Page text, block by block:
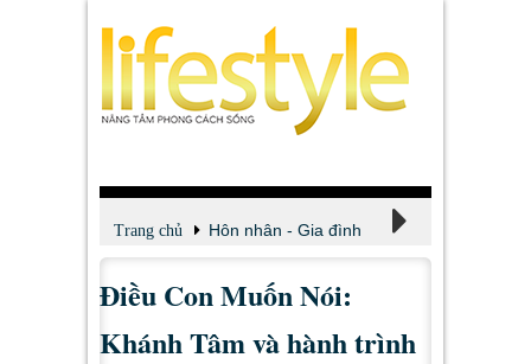
Trang chủ Hôn nhân - Gia đình
Lối sống
Điều Con Muốn Nói:
Khánh Tâm và hành trình